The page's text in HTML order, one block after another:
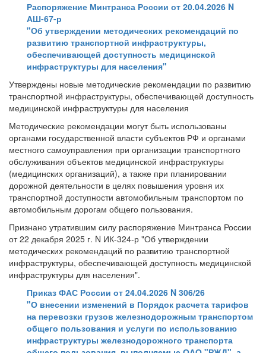
Распоряжение Минтранса России от 20.04.2026 N
АШ-67-р
"Об утверждении методических рекомендаций по
развитию транспортной инфраструктуры,
обеспечивающей доступность медицинской
инфраструктуры для населения"
Утверждены новые методические рекомендации по развитию
транспортной инфраструктуры, обеспечивающей доступность
медицинской инфраструктуры для населения
Методические рекомендации могут быть использованы
органами государственной власти субъектов РФ и органами
местного самоуправления при организации транспортного
обслуживания объектов медицинской инфраструктуры
(медицинских организаций), а также при планировании
дорожной деятельности в целях повышения уровня их
транспортной доступности автомобильным транспортом по
автомобильным дорогам общего пользования.
Признано утратившим силу распоряжение Минтранса России
от 22 декабря 2025 г. N ИК-324-р "Об утверждении
методических рекомендаций по развитию транспортной
инфраструктуры, обеспечивающей доступность медицинской
инфраструктуры для населения".
Приказ ФАС России от 24.04.2026 N 306/26
"О внесении изменений в Порядок расчета тарифов
на перевозки грузов железнодорожным транспортом
общего пользования и услуги по использованию
инфраструктуры железнодорожного транспорта